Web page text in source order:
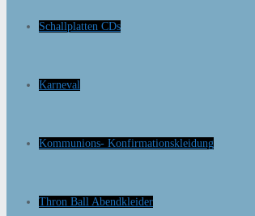
Schallplatten CDs
Karneval
Kommunions- Konfirmationskleidung
Thron Ball Abendkleider